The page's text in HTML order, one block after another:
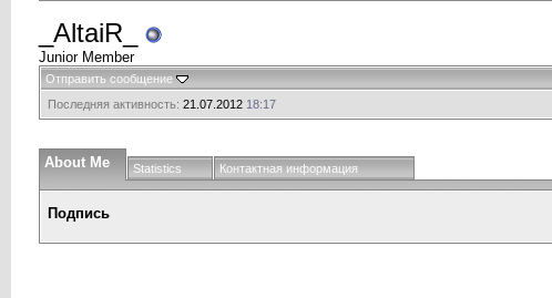
_AltaiR_
Junior Member
Отправить сообщение
Последняя активность: 21.07.2012 18:17
About Me Statistics Контактная информация
Подпись